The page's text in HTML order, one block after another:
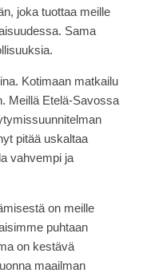
joka tuottaa meille
Sama
Kotimaan matkailu
Meillä Etelä-Savossa
pitää uskaltaa
vahvempi ja
on meille
puhtaan
on kestävä
maailman